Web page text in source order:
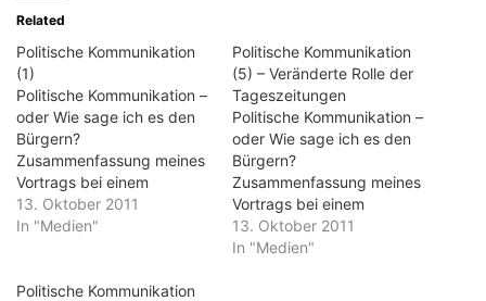
Related
Politische Kommunikation
(1)
Politische Kommunikation –
oder Wie sage ich es den
Bürgern?
Zusammenfassung meines
Vortrags bei einem
Workshop vom „Bündnis
für Demokratie und
Demokratie e.V.“ am 24.
13. Oktober 2011
In "Medien"
Politische Kommunikation
(5) – Veränderte Rolle der
Tageszeitungen
Politische Kommunikation –
oder Wie sage ich es den
Bürgern?
Zusammenfassung meines
Vortrags bei einem
Workshop vom „Bündnis
für Demokratie und
13. Oktober 2011
In "Medien"
Politische Kommunikation